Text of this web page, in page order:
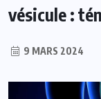
vésicule :
9 MARS 2024